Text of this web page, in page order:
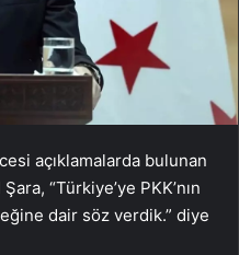
açıklamalarda bulunan
“Türkiye’ye PKK’nın
dair söz verdik.” diye